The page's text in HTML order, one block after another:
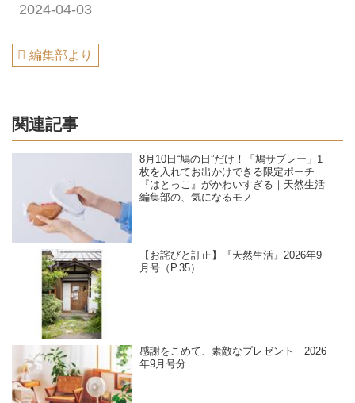
2024-04-03
編集部より
関連記事
8月10日“鳩の日”だけ！「鳩サブレー」1
枚を入れてお出かけできる限定ポーチ
『はとっこ』がかわいすぎる｜天然生活
編集部の、気になるモノ
【お詫びと訂正】『天然生活』2026年9
月号（P.35）
感謝をこめて、素敵なプレゼント 2026
年9月号分